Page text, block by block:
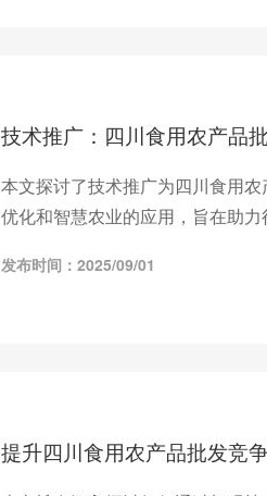
技术推广：四川食用农产品
本文探讨了技术推广为四川食用
优化和智慧农业的应用，旨在助力
发布时间：2025/09/01
提升四川食用农产品批发竞